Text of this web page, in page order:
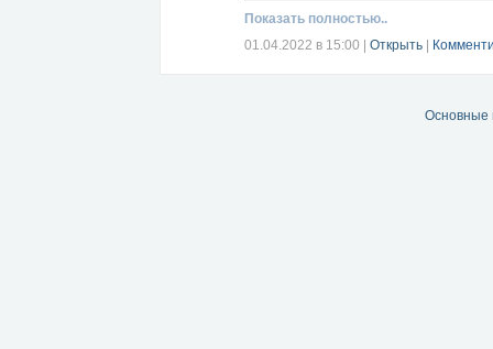
Показать полностью..
01.04.2022 в 15:00
Открыть
Основные